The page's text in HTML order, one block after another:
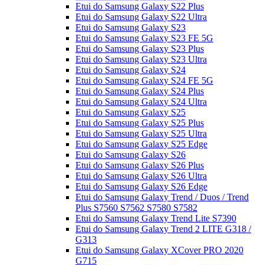
Etui do Samsung Galaxy S22 Plus
Etui do Samsung Galaxy S22 Ultra
Etui do Samsung Galaxy S23
Etui do Samsung Galaxy S23 FE 5G
Etui do Samsung Galaxy S23 Plus
Etui do Samsung Galaxy S23 Ultra
Etui do Samsung Galaxy S24
Etui do Samsung Galaxy S24 FE 5G
Etui do Samsung Galaxy S24 Plus
Etui do Samsung Galaxy S24 Ultra
Etui do Samsung Galaxy S25
Etui do Samsung Galaxy S25 Plus
Etui do Samsung Galaxy S25 Ultra
Etui do Samsung Galaxy S25 Edge
Etui do Samsung Galaxy S26
Etui do Samsung Galaxy S26 Plus
Etui do Samsung Galaxy S26 Ultra
Etui do Samsung Galaxy S26 Edge
Etui do Samsung Galaxy Trend / Duos / Trend
Plus S7560 S7562 S7580 S7582
Etui do Samsung Galaxy Trend Lite S7390
Etui do Samsung Galaxy Trend 2 LITE G318 /
G313
Etui do Samsung Galaxy XCover PRO 2020
G715